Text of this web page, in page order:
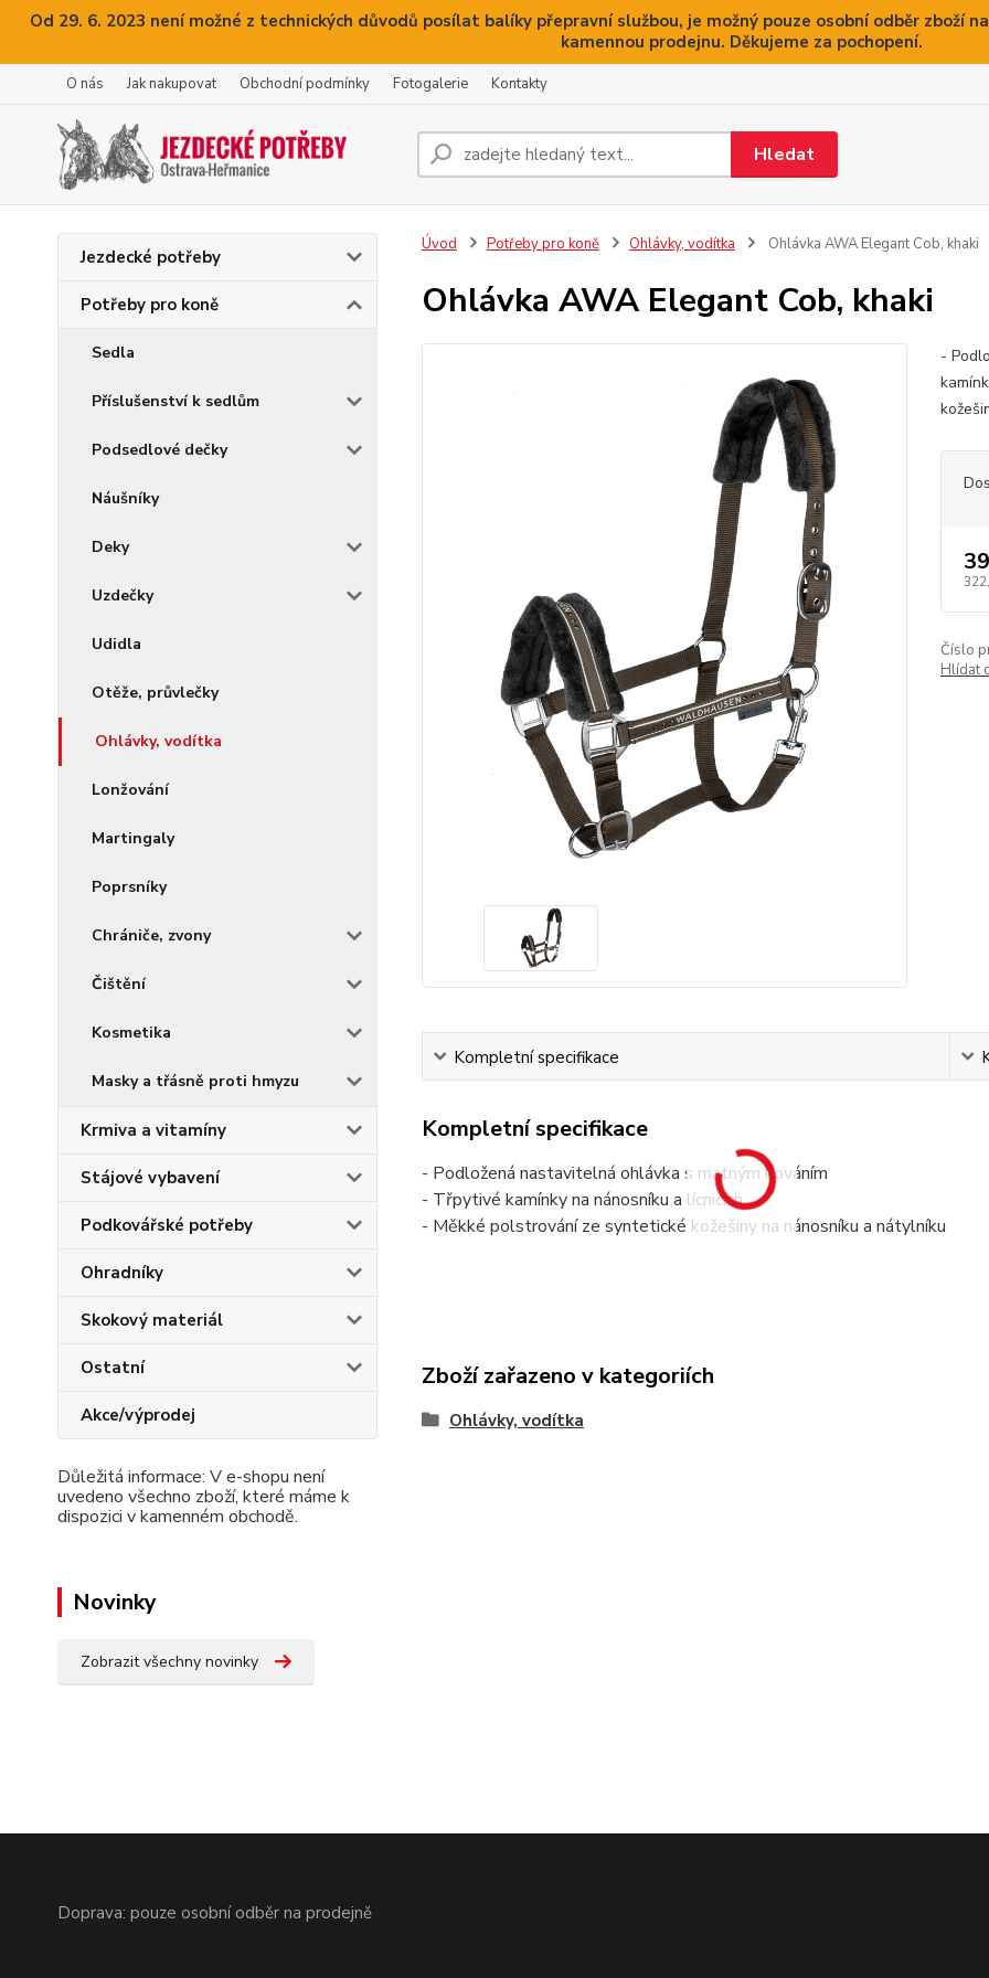
Od 29. 6. 2023 není možné z technických důvodů posílat balíky přepravní službou, je možný pouze osobní odběr zboží
kamennou prodejnu. Děkujeme za pochopení.
O nás Jak nakupovat Obchodní podmínky Fotogalerie Kontakty
Hledat
Jezdecké potřeby
Potřeby pro koně
Sedla
Příslušenství k sedlům
Podsedlové dečky
Náušníky
Deky
Uzdečky
Udidla
Otěže, průvlečky
Ohlávky, vodítka
Lonžování
Martingaly
Poprsníky
Chrániče, zvony
Čištění
Kosmetika
Masky a třásně proti hmyzu
Krmiva a vitamíny
Stájové vybavení
Podkovářské potřeby
Ohradníky
Skokový materiál
Ostatní
Akce/výprodej
Důležitá informace: V e-shopu není
uvedeno všechno zboží, které máme k
dispozici v kamenném obchodě.
Novinky
Zobrazit všechny novinky
Úvod Potřeby pro koně Ohlávky, vodítka Ohlávka AWA Elegant Cob, khaki
Ohlávka AWA Elegant Cob, khaki
-
Číslo
Hlídat
Kompletní specifikace
Kompletní specifikace
- Podložená nastavitelná ohlávka s matným kováním
- Třpytivé kamínky na nánosníku a lícnicích
- Měkké polstrování ze syntetické kožešiny na nánosníku a nátylníku
Zboží zařazeno v kategoriích
Ohlávky, vodítka
Doprava: pouze osobní odběr na prodejně